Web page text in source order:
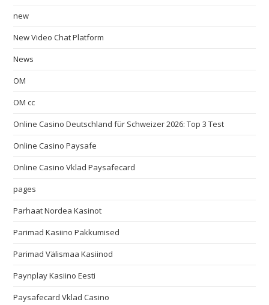
new
New Video Chat Platform
News
OM
OM cc
Online Casino Deutschland für Schweizer 2026: Top 3 Test
Online Casino Paysafe
Online Casino Vklad Paysafecard
pages
Parhaat Nordea Kasinot
Parimad Kasiino Pakkumised
Parimad Välismaa Kasiinod
Paynplay Kasiino Eesti
Paysafecard Vklad Casino